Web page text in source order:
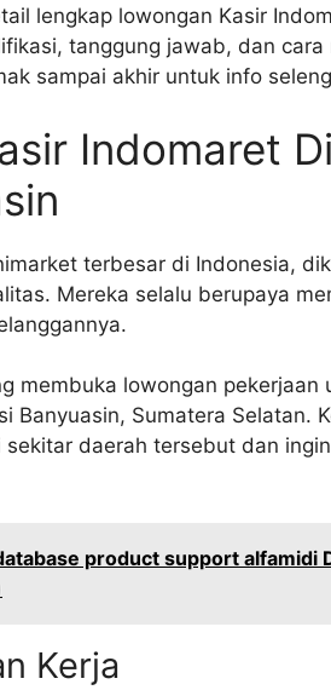
lengkap lowongan Kasir
tanggung jawab, dan
sampai akhir untuk info
Indomaret
terbesar di Indonesia,
Mereka selalu berupaya
membuka lowongan pekerjaan
Banyuasin, Sumatera Selatan.
daerah tersebut dan
product support alfamidi
Kerja